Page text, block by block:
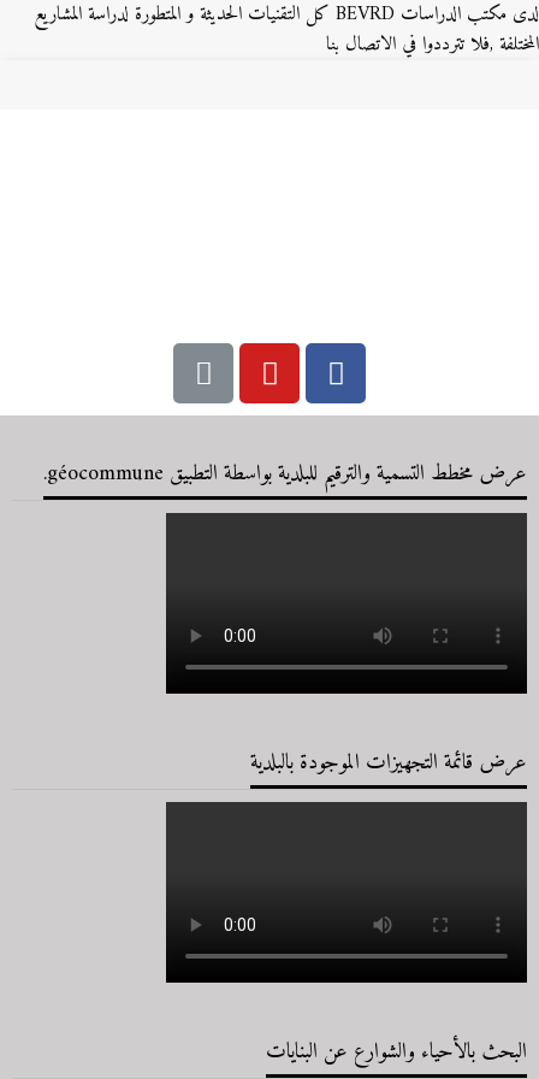
لدى مكتب الدراسات BEVRD كل التقنيات الحديثة و المتطورة لدراسة المشاريع
المختلفة ,فلا تترددوا في الاتصال بنا
عرض مخطط التسمية والترقيم للبلدية بواسطة التطبيق géocommune.
عرض قائمة التجهيزات الموجودة بالبلدية
البحث بالأحياء والشوارع عن البنايات